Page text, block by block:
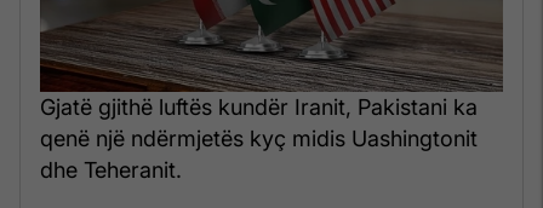
Gjatë gjithë luftës kundër Iranit, Pakistani ka
qenë një ndërmjetës kyç midis Uashingtonit
dhe Teheranit.